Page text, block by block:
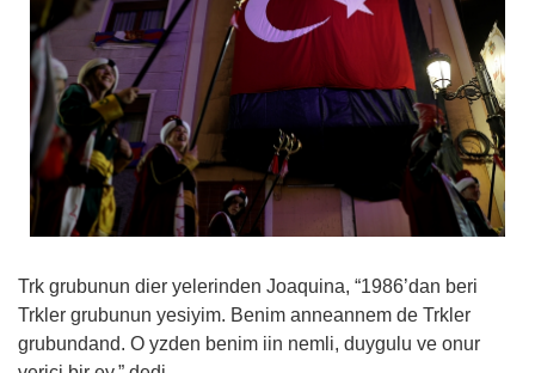
Trk grubunun dier yelerinden Joaquina, “1986’dan beri
Trkler grubunun yesiyim. Benim anneannem de Trkler
grubundand. O yzden benim iin nemli, duygulu ve onur